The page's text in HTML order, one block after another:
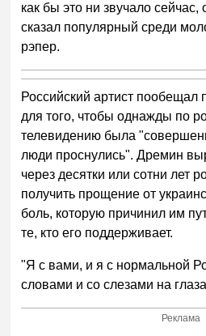
как бы это ни звучало
сказал популярный среди
рэпер.
Российский артист пообещал
для того, чтобы однажды по
телевидению была
люди проснулись". Дремин
через десятки или сотни лет
получить прощение от
боль, которую причинил им
те, кто его поддерживает.
"Я с вами, и я с нормальной
словами и со слезами на
Реклама